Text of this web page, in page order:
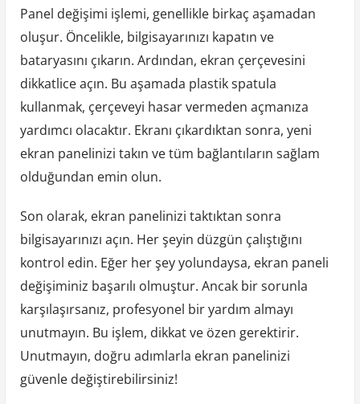
Panel değişimi işlemi, genellikle birkaç aşamadan
oluşur. Öncelikle, bilgisayarınızı kapatın ve
bataryasını çıkarın. Ardından, ekran çerçevesini
dikkatlice açın. Bu aşamada plastik spatula
kullanmak, çerçeveyi hasar vermeden açmanıza
yardımcı olacaktır. Ekranı çıkardıktan sonra, yeni
ekran panelinizi takın ve tüm bağlantıların sağlam
olduğundan emin olun.
Son olarak, ekran panelinizi taktıktan sonra
bilgisayarınızı açın. Her şeyin düzgün çalıştığını
kontrol edin. Eğer her şey yolundaysa, ekran paneli
değişiminiz başarılı olmuştur. Ancak bir sorunla
karşılaşırsanız, profesyonel bir yardım almayı
unutmayın. Bu işlem, dikkat ve özen gerektirir.
Unutmayın, doğru adımlarla ekran panelinizi
güvenle değiştirebilirsiniz!